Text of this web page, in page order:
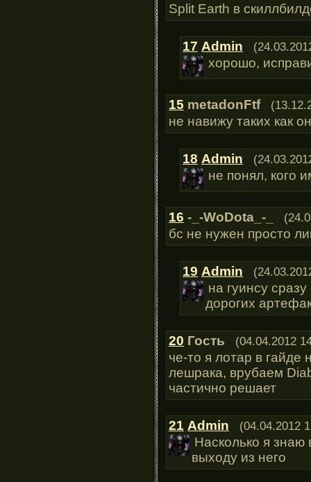
Split Earth в
17 Admin
хорошо,
15 metadonFtf
не навижу таких как
18 Admin
не понял, кого
16 -_-WoDota_-_
бс не нужен просто
19 Admin
на гуинсу
дорогих
20 Гость (04.04.2012
че-то я лотар в гайде
лешрака, врубаем
частично решает
21 Admin (04.04.2012
Насколько я знаю
выходу из него